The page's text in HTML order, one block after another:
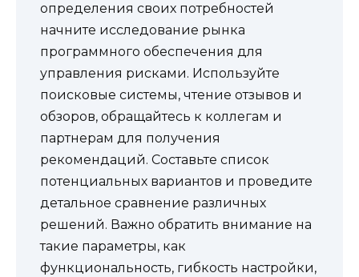
определения своих потребностей
начните исследование рынка
программного обеспечения для
управления рисками. Используйте
поисковые системы, чтение отзывов и
обзоров, обращайтесь к коллегам и
партнерам для получения
рекомендаций. Составьте список
потенциальных вариантов и проведите
детальное сравнение различных
решений. Важно обратить внимание на
такие параметры, как
функциональность, гибкость настройки,